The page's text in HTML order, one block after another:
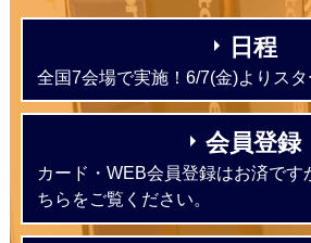
日程
全国7会場で実施！6/7(金)よりスタ
会員登録
カード・WEB会員登録はお済です
ちらをご覧ください。